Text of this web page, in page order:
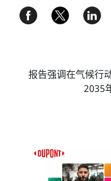
报告强调在气候行
2035